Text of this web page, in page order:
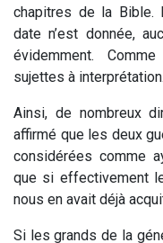
chapitres de la Bible.
date n’est donnée,
évidemment.
sujettes à interprétation.
Ainsi, de nombreux
affirmé que les deux
considérées comme
que si effectivement
nous en avait déjà
Si les grands de la